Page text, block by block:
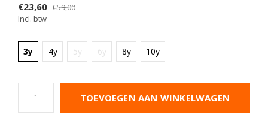
€23,60 €59,00
Incl. btw
3y 4y 5y 6y 8y 10y
TOEVOEGEN AAN WINKELWAGEN